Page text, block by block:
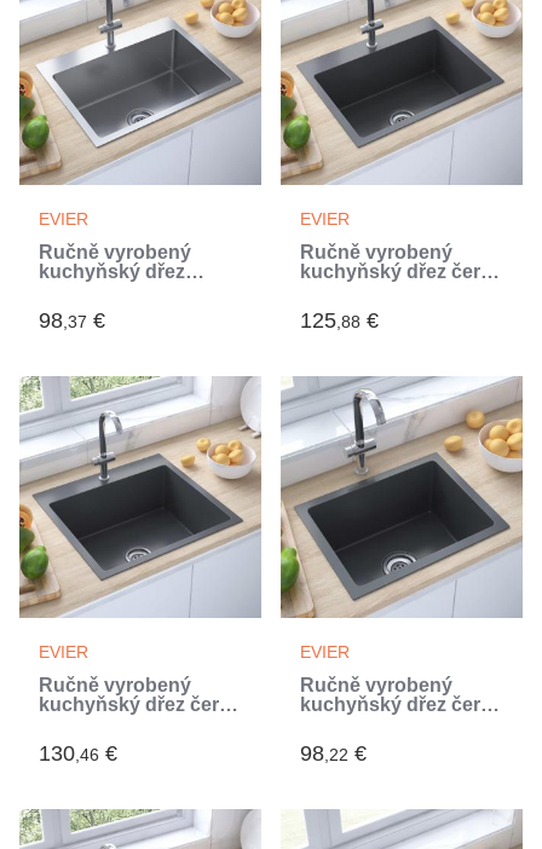
EVIER
Ručně vyrobený
kuchyňský dřez
(Argent)
98,37 €
EVIER
Ručně vyrobený
kuchyňský dřez černý
125,88 €
EVIER
Ručně vyrobený
kuchyňský dřez černý
130,46 €
EVIER
Ručně vyrobený
kuchyňský dřez černý
98,22 €